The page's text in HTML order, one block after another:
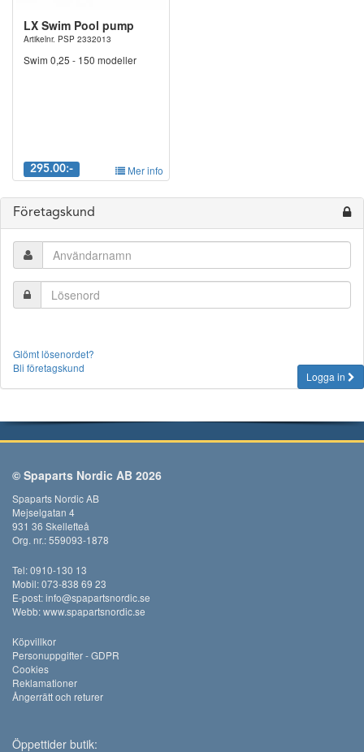
LX Swim Pool pump
Artikelnr. PSP 2332013
Swim 0,25 - 150 modeller
295.00:- Mer info
Företagskund
Glömt lösenordet?
Bli företagskund
Logga in
© Spaparts Nordic AB 2026
Spaparts Nordic AB
Mejselgatan 4
931 36 Skellefteå
Org. nr.: 559093-1878
Tel: 0910-130 13
Mobil: 073-838 69 23
E-post:info@spapartsnordic.se
Webb:www.spapartsnordic.se
Köpvillkor
Personuppgifter - GDPR
Cookies
Reklamationer
Ångerrätt och returer
Öppettider butik: